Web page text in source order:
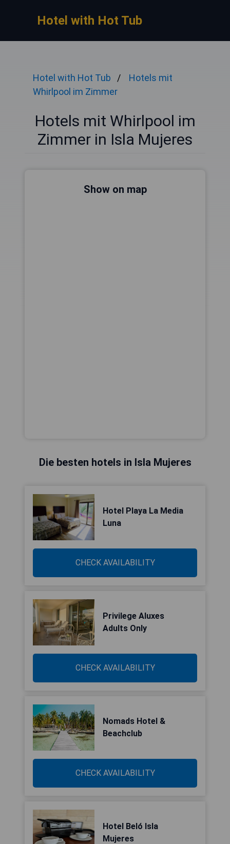
Hotel with Hot Tub
Hotel with Hot Tub
Hotels mit
Whirlpool im Zimmer
Hotels mit Whirlpool im
Zimmer in Isla Mujeres
Show on map
Die besten hotels in Isla Mujeres
Hotel Playa La Media
Luna
CHECK AVAILABILITY
Privilege Aluxes
Adults Only
CHECK AVAILABILITY
Nomads Hotel &
Beachclub
CHECK AVAILABILITY
Hotel Beló Isla
Mujeres